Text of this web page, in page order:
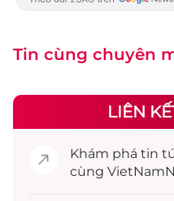
Tin cùng chuyên
LIÊN
Khám phá tin
cùng